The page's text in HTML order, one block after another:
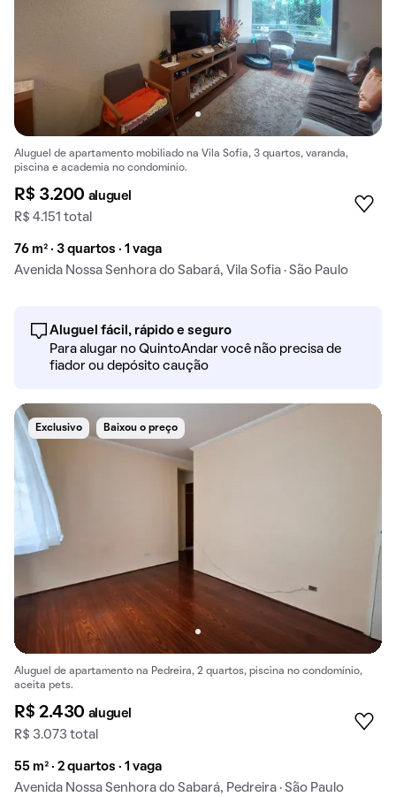
Aluguel de apartamento mobiliado na Vila Sofia, 3 quartos, varanda,
piscina e academia no condomínio.
R$ 3.200 aluguel
R$ 4.151 total
76 m² · 3 quartos · 1 vaga
Avenida Nossa Senhora do Sabará, Vila Sofia · São Paulo
Aluguel fácil, rápido e seguro
Para alugar no QuintoAndar você não precisa de
fiador ou depósito caução
Exclusivo Baixou o preço
Aluguel de apartamento na Pedreira, 2 quartos, piscina no condomínio,
aceita pets.
R$ 2.430 aluguel
R$ 3.073 total
55 m² · 2 quartos · 1 vaga
Avenida Nossa Senhora do Sabará, Pedreira · São Paulo